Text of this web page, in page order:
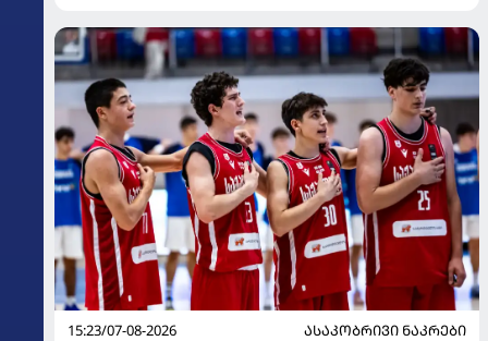
15:23/07-08-2026
ᲐᲡᲐᲙᲝᲑᲠᲘᲕᲘ ᲜᲐᲙᲠᲔᲑᲘ